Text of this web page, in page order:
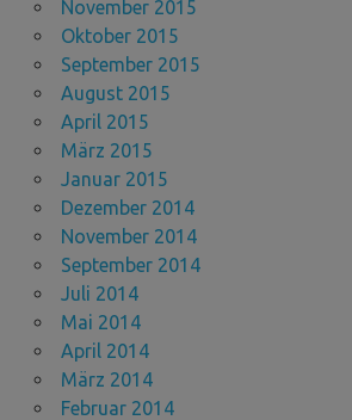
November 2015
Oktober 2015
September 2015
August 2015
April 2015
März 2015
Januar 2015
Dezember 2014
November 2014
September 2014
Juli 2014
Mai 2014
April 2014
März 2014
Februar 2014